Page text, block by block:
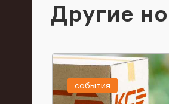
Другие
события